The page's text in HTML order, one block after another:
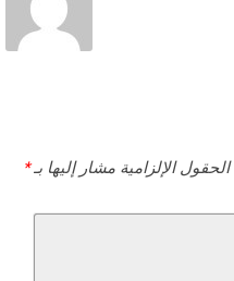
الحقول الإلزامية مشار إليها بـ*